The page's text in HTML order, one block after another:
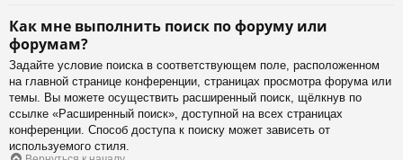
Как мне выполнить поиск по форуму или
форумам?
Задайте условие поиска в соответствующем поле, расположенном
на главной странице конференции, страницах просмотра форума или
темы. Вы можете осуществить расширенный поиск, щёлкнув по
ссылке «Расширенный поиск», доступной на всех страницах
конференции. Способ доступа к поиску может зависеть от
используемого стиля.